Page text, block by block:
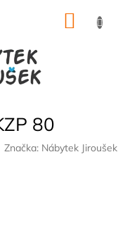
80
Značka: Nábytek Jiroušek